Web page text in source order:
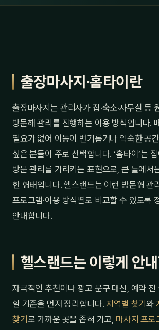
출장마사지·홈타이란
출장마사지는 관리사가 집·숙소·사무실 등
방문해 관리를 진행하는 이용 방식입니다.
필요가 없어 이동이 번거롭거나 익숙한 공
싶은 분들이 주로 선택합니다. ‘홈타이’는
방문 관리를 가리키는 표현으로, 큰 틀에서
한 형태입니다. 헬스랜드는 이런 방문형 관
프로그램·이용 방식별로 비교할 수 있도록
안내합니다.
헬스랜드는 이렇게 안
자극적인 추천이나 광고 문구 대신, 예약 전
할 기준을 먼저 정리합니다. 지역별 찾기와
찾기 로 가까운 곳을 좁혀 가고, 마사지 프로